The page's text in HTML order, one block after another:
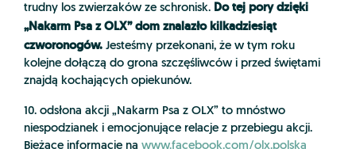
trudny los zwierzaków ze schronisk. Do tej pory dzięki
„Nakarm Psa z OLX” dom znalazło kilkadziesiąt
czworonogów. Jesteśmy przekonani, że w tym roku
kolejne dołączą do grona szczęśliwców i przed świętami
znajdą kochających opiekunów.
10. odsłona akcji „Nakarm Psa z OLX” to mnóstwo
niespodzianek i emocjonujące relacje z przebiegu akcji.
Bieżące informacje na www.facebook.com/olx.polska